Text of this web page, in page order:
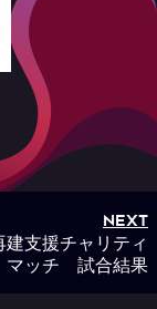
NEXT
建支援チャリティ
マッチ 試合結果